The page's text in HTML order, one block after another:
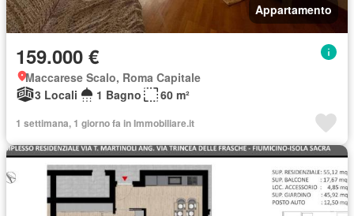
Appartamento
159.000 €
Maccarese Scalo, Roma Capitale
3 Locali
1 Bagno 60 m²
1 settimana, 1 giorno fa in Immobiliare.it